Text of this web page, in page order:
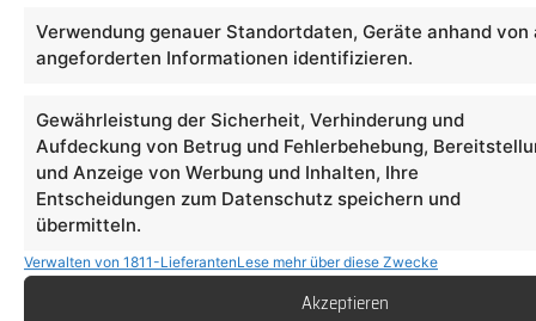
Verwendung genauer Standortdaten, Geräte anhand von
angeforderten Informationen identifizieren.
Gewährleistung der Sicherheit, Verhinderung und
Aufdeckung von Betrug und Fehlerbehebung,
und Anzeige von Werbung und Inhalten, Ihre
Entscheidungen zum Datenschutz speichern und
übermitteln.
Verwalten von 1811-LieferantenLese mehr über diese Zwecke
Akzeptieren
Wie läuft die
Zusammenarbeit
mit Light & Sign
ab?
einen
Sind Ihre
Produkte wirklich
nachhaltig?
Technologien wie
LED und nutzen
Bieten Sie auch
individuelle
Lösungen an?
Produkte wird
individuell nach